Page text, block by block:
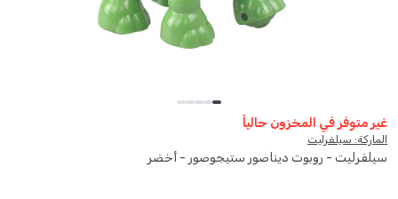
غير متوفر في المخزون حالياً
الماركة: سيلفرليت
سيلفرليت - روبوت ديناصور ستيجوصور - أخضر